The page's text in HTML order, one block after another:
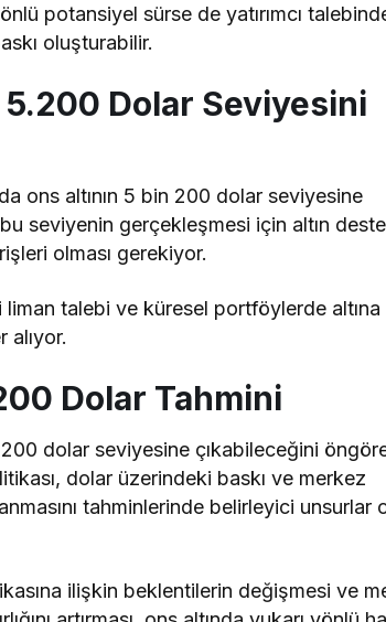
potansiyel sürse de yatırımcı
oluşturabilir.
Dolar Seviyesini
ons altının 5 bin 200 dolar seviyesine
seviyenin gerçekleşmesi için altın
olması gerekiyor.
liman talebi ve küresel portföylerde altına
alıyor.
Dolar Tahmini
dolar seviyesine çıkabileceğini
dolar üzerindeki baskı ve merkez
tahminlerinde belirleyici unsurlar
ilişkin beklentilerin değişmesi ve